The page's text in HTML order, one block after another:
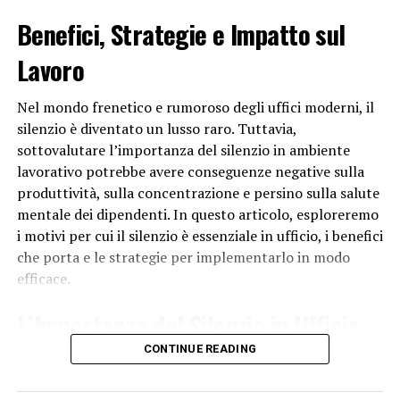
In conclusione, Marco Polo raccontò i suoi viaggi nel
Milione per diverse ragioni, tra cui la necessità di
condividere le sue esperienze con il mondo, educare
l’Europa sulle meraviglie dell’Asia e preservare il suo
racconto per le generazioni future. Il suo libro ha
continuato a ispirare e affascinare lettori di tutto il
mondo, trasmettendo un senso di avventura, scoperta e
meraviglia che continua a essere rilevante ancora oggi.
RELATED TOPICS:
UP NEXT
Perché i nativi americani furono perseguitati?
Benefici, Strategie e Impatto sul
Lavoro
Nel mondo frenetico e rumoroso degli uffici moderni, il
silenzio è diventato un lusso raro. Tuttavia,
sottovalutare l’importanza del silenzio in ambiente
lavorativo potrebbe avere conseguenze negative sulla
produttività, sulla concentrazione e persino sulla salute
mentale dei dipendenti. In questo articolo, esploreremo
i motivi per cui il silenzio è essenziale in ufficio, i benefici
che porta e le strategie per implementarlo in modo
efficace.
L’Importanza del Silenzio in Ufficio
Il silenzio inufficioè fondamentale per diversi motivi:
CONTINUE READING